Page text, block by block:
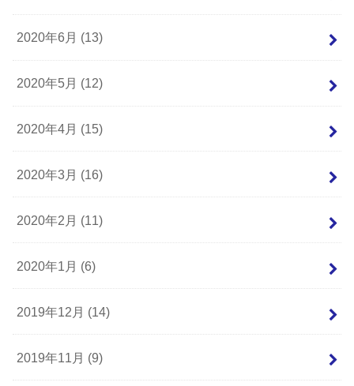
2020年6月 (13)
2020年5月 (12)
2020年4月 (15)
2020年3月 (16)
2020年2月 (11)
2020年1月 (6)
2019年12月 (14)
2019年11月 (9)